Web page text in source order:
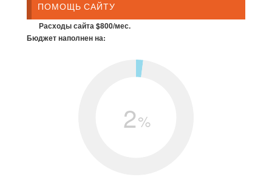
ПОМОЩЬ САЙТУ
Расходы сайта $800/мес.
Бюджет наполнен на:
2%